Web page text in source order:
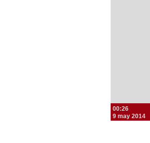
00:26
9 may 2014